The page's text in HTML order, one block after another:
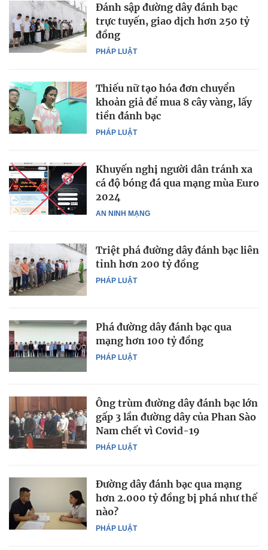
PHÁP LUẬT
Đánh sập đường dây đánh bạc
trực tuyến, giao dịch hơn 250 tỷ
đồng
PHÁP LUẬT
Thiếu nữ tạo hóa đơn chuyển
khoản giả để mua 8 cây vàng, lấy
tiền đánh bạc
AN NINH MẠNG
Khuyến nghị người dân tránh xa
cá độ bóng đá qua mạng mùa Euro
2024
PHÁP LUẬT
Triệt phá đường dây đánh bạc liên
tỉnh hơn 200 tỷ đồng
PHÁP LUẬT
Phá đường dây đánh bạc qua
mạng hơn 100 tỷ đồng
PHÁP LUẬT
Ông trùm đường dây đánh bạc lớn
gấp 3 lần đường dây của Phan Sào
Nam chết vì Covid-19
PHÁP LUẬT
Đường dây đánh bạc qua mạng
hơn 2.000 tỷ đồng bị phá như thế
nào?